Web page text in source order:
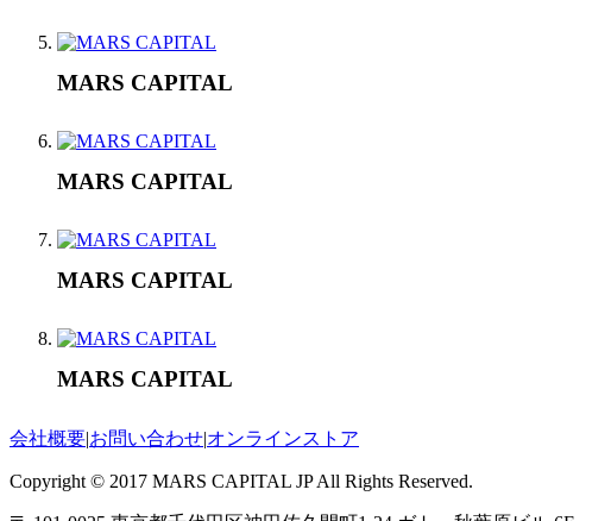
MARS CAPITAL
MARS CAPITAL
MARS CAPITAL
MARS CAPITAL
会社概要|お問い合わせ|オンラインストア
Copyright © 2017 MARS CAPITAL JP All Rights Reserved.